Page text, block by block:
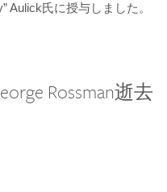
Aulick氏に授与しました。
Rossman逝去